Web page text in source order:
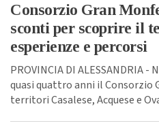
Consorzio Gran
sconti per scoprire il
esperienze e percorsi
PROVINCIA DI ALESSANDRIA
quasi quattro anni il Consorzio
territori Casalese, Acquese e